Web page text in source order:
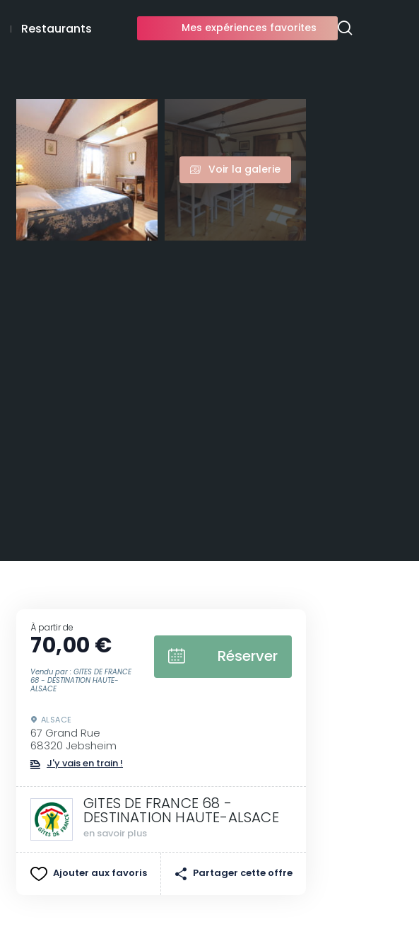
Restaurants Mes expériences favorites
Voir la galerie
À partir de
70,00 €
Vendu par : GITES DE FRANCE
68 - DESTINATION HAUTE-
ALSACE
Réserver
ALSACE
67 Grand Rue
68320 Jebsheim
J'y vais en train !
GITES DE FRANCE 68 -
DESTINATION HAUTE-ALSACE
en savoir plus
Ajouter aux favoris Partager cette offre